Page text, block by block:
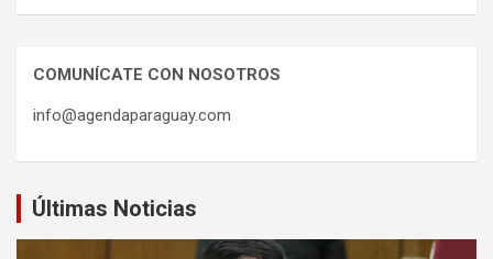
COMUNÍCATE CON NOSOTROS
info@agendaparaguay.com
Últimas Noticias